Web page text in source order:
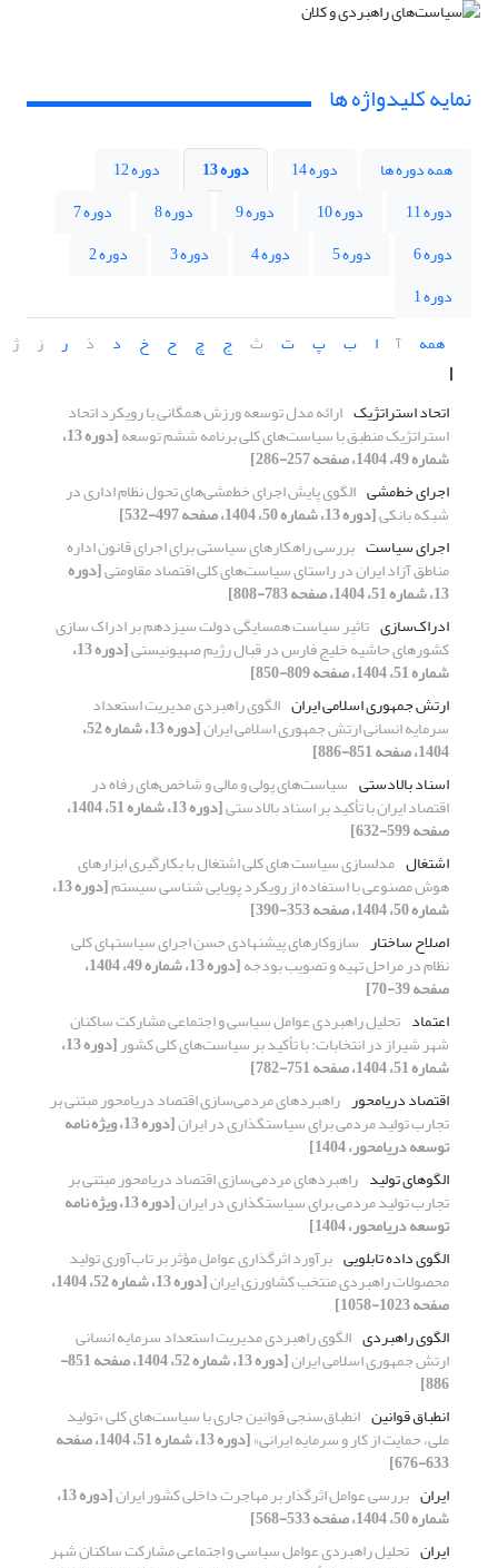
نمایه کلیدواژه ها
همه دوره ها دوره 14 دوره 13
دوره 12
دوره 11
دوره 10 دوره 9 دوره 8
دوره 7
دوره 6
دوره 5 دوره 4 دوره 3
دوره 2
دوره 1
همه
آ ا ب پ ت ث ج چ ح خ د ذ ر ز ژ
ا
اتحاد استراتژیک ارائه مدل توسعه ورزش همگانی با رویکرد اتحاد
استراتژیک منطبق با سیاست‌های کلی برنامه ششم توسعه [دوره 13،
شماره 49، 1404، صفحه 257-286]
اجرای خط‌مشی الگوی پایش اجرای خط‌مشی‌های تحول نظام اداری در
شبکه بانکی[دوره 13، شماره 50، 1404، صفحه 497-532]
اجرای سیاست بررسی راهکارهای سیاستی برای اجرای قانون اداره
مناطق آزاد ایران در راستای سیاست‌های کلی اقتصاد مقاومتی[دوره
13، شماره 51، 1404، صفحه 783-808]
ادراک‌سازی تاثیر سیاست همسایگی دولت سیزدهم بر ادراک سازی
کشورهای حاشیه خلیج فارس در قبال رژیم صهیونیستی [دوره 13،
شماره 51، 1404، صفحه 809-850]
ارتش جمهوری اسلامی ایران الگوی راهبردی مدیریت استعداد
سرمایه انسانی ارتش جمهوری اسلامی ایران [دوره 13، شماره 52،
1404، صفحه 851-886]
اسناد بالادستی سیاست‌های پولی و مالی و شاخص‌های رفاه در
اقتصاد ایران با تأکید بر اسناد بالادستی [دوره 13، شماره 51، 1404،
صفحه 599-632]
اشتغال مدلسازی سیاست های کلی اشتغال با بکارگیری ابزارهای
هوش مصنوعی با استفاده از رویکرد پویایی شناسی سیستم [دوره 13،
شماره 50، 1404، صفحه 353-390]
اصلاح ساختار سازوکارهای پیشنهادی حسن اجرای سیاستهای کلی
نظام در مراحل تهیه و تصویب بودجه [دوره 13، شماره 49، 1404،
صفحه 39-70]
اعتماد تحلیل راهبردی عوامل سیاسی و اجتماعی مشارکت ساکنان
شهر شیراز در انتخابات: با تأکید بر سیاست‌های کلی کشور [دوره 13،
شماره 51، 1404، صفحه 751-782]
اقتصاد دریامحور راهبردهای مردمی‌سازی اقتصاد دریامحور مبتنی بر
تجارب تولید مردمی برای سیاستگذاری در ایران [دوره 13، ویژه نامه
توسعه دریامحور، 1404]
الگوهای تولید راهبردهای مردمی‌سازی اقتصاد دریامحور مبتنی بر
تجارب تولید مردمی برای سیاستگذاری در ایران [دوره 13، ویژه نامه
توسعه دریامحور، 1404]
الگوی داده تابلویی برآورد اثرگذاری عوامل مؤثر بر تاب‌آوری تولید
محصولات راهبردی منتخب کشاورزی ایران [دوره 13، شماره 52، 1404،
صفحه 1023-1058]
الگوی راهبردی الگوی راهبردی مدیریت استعداد سرمایه انسانی
ارتش جمهوری اسلامی ایران [دوره 13، شماره 52، 1404، صفحه 851-
886]
انطباق قوانین انطباق‌سنجی قوانین جاری با سیاست‌های کلی «تولید
ملی، حمایت از کار و سرمایه ایرانی» [دوره 13، شماره 51، 1404، صفحه
633-676]
ایران بررسی عوامل اثرگذار بر مهاجرت داخلی کشور ایران [دوره 13،
شماره 50، 1404، صفحه 533-568]
ایران تحلیل راهبردی عوامل سیاسی و اجتماعی مشارکت ساکنان شهر